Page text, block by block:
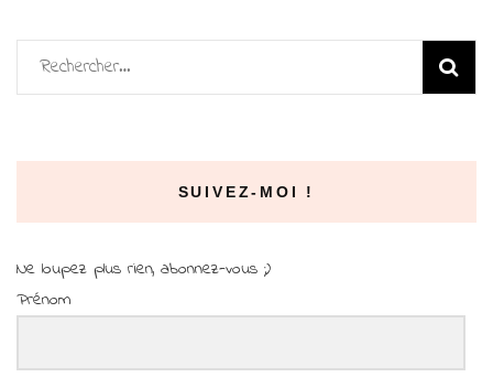
Rechercher :
SUIVEZ-MOI !
Ne loupez plus rien, abonnez-vous ;)
Prénom